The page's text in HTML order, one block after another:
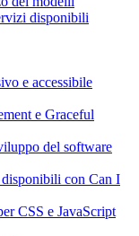
disponibili
e accessibile
e Graceful
del software
con Can I
CSS e JavaScript